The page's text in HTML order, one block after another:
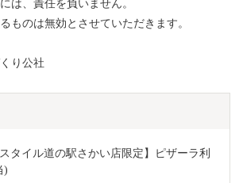
は、責任を負いません。
ものは無効とさせていただきます。
り公社
タイル道の駅さかい店限定】ピザーラ利
)